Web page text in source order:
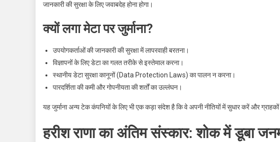
जानकारी की सुरक्षा के लिए जवाबदेह होना होगा।
क्यों लगा मेटा पर जुर्माना?
उपयोगकर्ताओं की जानकारी की सुरक्षा में लापरवाही बरतना।
विज्ञापनों के लिए डेटा का गलत तरीके से इस्तेमाल करना।
स्थानीय डेटा सुरक्षा कानूनों (Data Protection Laws) का पालन न करना।
पारदर्शिता की कमी और गोपनीयता की शर्तों का उल्लंघन।
यह जुर्माना अन्य टेक कंपनियों के लिए भी एक कड़ा संदेश है कि वे अपनी नीतियों में सुधार करें और
हरीश राणा का अंतिम संस्कार: शोक में डूबा